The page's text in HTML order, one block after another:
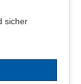
sicher